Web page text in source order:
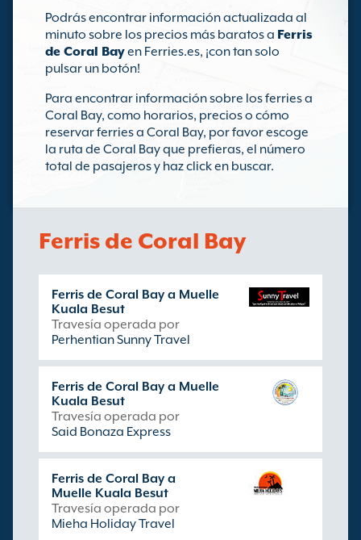
Podrás encontrar información actualizada al
minuto sobre los precios más baratos a Ferris
de Coral Bayen Ferries.es, ¡con tan solo
pulsar un botón!
Para encontrar información sobre los ferries a
Coral Bay, como horarios, precios o cómo
reservar ferries a Coral Bay, por favor escoge
la ruta de Coral Bay que prefieras, el número
total de pasajeros y haz click en buscar.
Ferris de Coral Bay
Ferris de Coral Bay a Muelle
Kuala Besut
Travesía operada por
Perhentian Sunny Travel
Ferris de Coral Bay a Muelle
Kuala Besut
Travesía operada por
Said Bonaza Express
Ferris de Coral Bay a
Muelle Kuala Besut
Travesía operada por
Mieha Holiday Travel